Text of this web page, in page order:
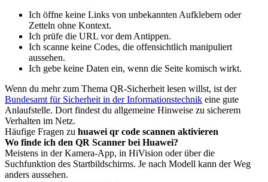
Ich öffne keine Links von unbekannten Aufklebern oder
Zetteln ohne Kontext.
Ich prüfe die URL vor dem Antippen.
Ich scanne keine Codes, die offensichtlich manipuliert
aussehen.
Ich gebe keine Daten ein, wenn die Seite komisch wirkt.
Wenn du mehr zum Thema QR-Sicherheit lesen willst, ist der
Bundesamt für Sicherheit in der Informationstechnik eine gute
Anlaufstelle. Dort findest du allgemeine Hinweise zu sicherem
Verhalten im Netz.
Häufige Fragen zu huawei qr code scannen aktivieren
Wo finde ich den QR Scanner bei Huawei?
Meistens in der Kamera-App, in HiVision oder über die
Suchfunktion des Startbildschirms. Je nach Modell kann der Weg
anders aussehen.